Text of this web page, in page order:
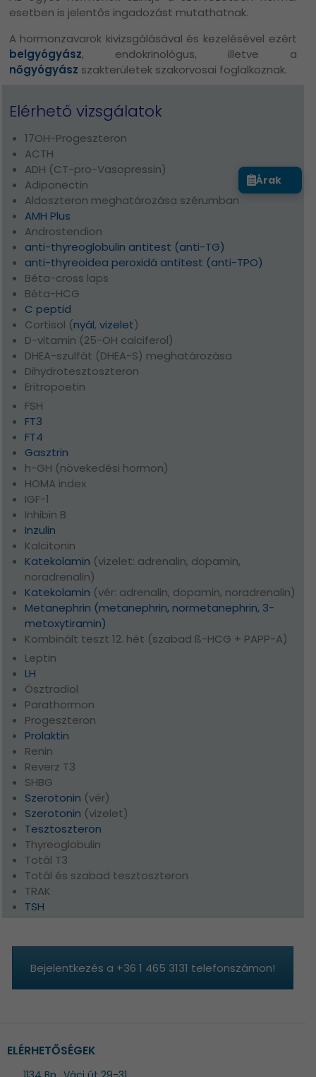
esetben is jelentős ingadozást mutathatnak.
A hormonzavarok kivizsgálásával és kezelésével ezért
belgyógyász, endokrinológus, illetve a
nőgyógyász szakterületek szakorvosai foglalkoznak.
Elérhető vizsgálatok
17OH-Progeszteron
ACTH
ADH (CT-pro-Vasopressin)
Adiponectin
Aldoszteron meghatározása szérumban
AMH Plus
Androstendion
anti-thyreoglobulin antitest (anti-TG)
anti-thyreoidea peroxidá antitest (anti-TPO)
Béta-cross laps
Béta-HCG
C peptid
Cortisol (nyál, vizelet)
D-vitamin (25-OH calciferol)
DHEA-szulfát (DHEA-S) meghatározása
Dihydrotesztoszteron
Eritropoetin
FSH
FT3
FT4
Gasztrin
h-GH (növekedési hormon)
HOMA index
IGF-1
Inhibin B
Inzulin
Kalcitonin
Katekolamin (vizelet: adrenalin, dopamin,
noradrenalin)
Katekolamin (vér: adrenalin, dopamin, noradrenalin)
Metanephrin (metanephrin, normetanephrin, 3-
metoxytiramin)
Kombinált teszt 12. hét (szabad ß-HCG + PAPP-A)
Leptin
LH
Ösztradiol
Parathormon
Progeszteron
Prolaktin
Renin
Reverz T3
SHBG
Szerotonin (vér)
Szerotonin (vizelet)
Tesztoszteron
Thyreoglobulin
Totál T3
Totál és szabad tesztoszteron
TRAK
TSH
Bejelentkezés a +36 1 465 3131 telefonszámon!
ELÉRHETŐSÉGEK
Árak